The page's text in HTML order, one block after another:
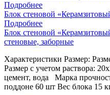
Подробнее
Блок стеновой
Подробнее
Блок стеновой
стеновые, заборные
Характеристики Размер:
Размер с учетом раствора:
цемент, вода Марка
поддоне 60 шт Вес блока 15